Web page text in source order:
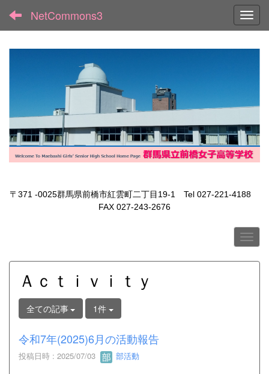
NetCommons3
〒371 -0025群馬県前橋市紅雲町二丁目19-1 Tel 027-221-4188
FAX 027-243-2676
Ａｃｔｉｖｉｔｙ
全ての記事 1件
令和7年(2025)6月の活動報告
投稿日時 : 2025/07/03 部活動